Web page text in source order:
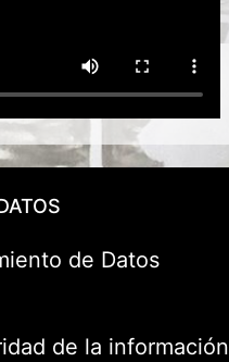
de Datos
de la información